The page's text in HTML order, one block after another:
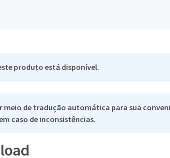
produto está disponível.
meio de tradução automática para sua
caso de inconsistências.